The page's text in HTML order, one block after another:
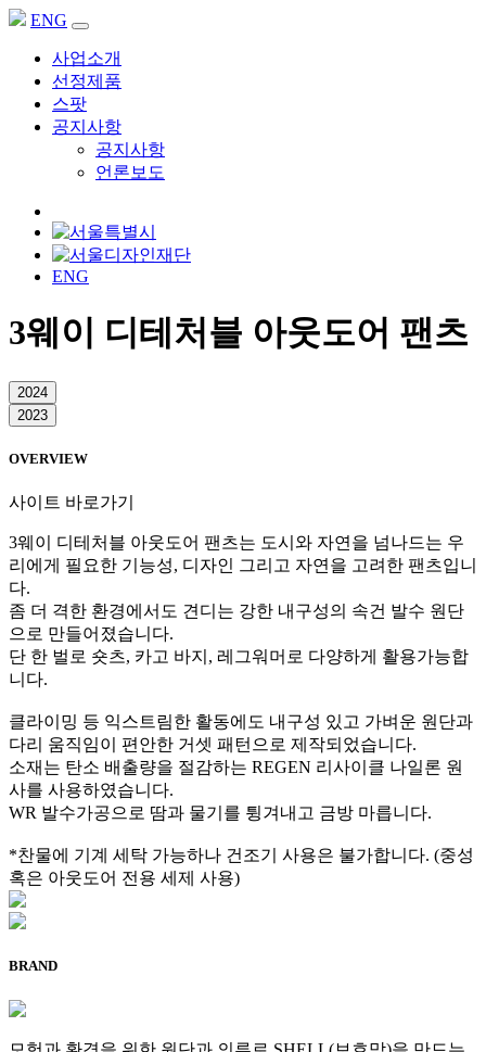
ENG
사업소개
선정제품
스팟
공지사항
공지사항
언론보도
ENG
3웨이 디테처블 아웃도어 팬츠
2024
2023
OVERVIEW
사이트 바로가기
3웨이 디테처블 아웃도어 팬츠는 도시와 자연을 넘나드는 우
리에게 필요한 기능성, 디자인 그리고 자연을 고려한 팬츠입니
다.
좀 더 격한 환경에서도 견디는 강한 내구성의 속건 발수 원단
으로 만들어졌습니다.
단 한 벌로 숏츠, 카고 바지, 레그워머로 다양하게 활용가능합
니다.
클라이밍 등 익스트림한 활동에도 내구성 있고 가벼운 원단과
다리 움직임이 편안한 거셋 패턴으로 제작되었습니다.
소재는 탄소 배출량을 절감하는 REGEN 리사이클 나일론 원
사를 사용하였습니다.
WR 발수가공으로 땀과 물기를 튕겨내고 금방 마릅니다.
*찬물에 기계 세탁 가능하나 건조기 사용은 불가합니다. (중성
혹은 아웃도어 전용 세제 사용)
BRAND